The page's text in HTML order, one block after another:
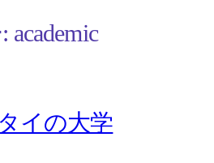
academic
イの大学